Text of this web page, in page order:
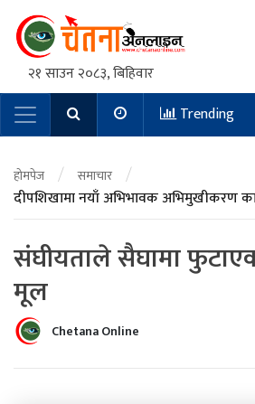
२१ साउन २०८३, बिहिवार
Main NavigationTrending
होमपेज / समाचार /
दीपशिखामा नयाँ अभिभावक अभिमुखीकरण
संघीयताले सैघामा
मूल
Chetana Online